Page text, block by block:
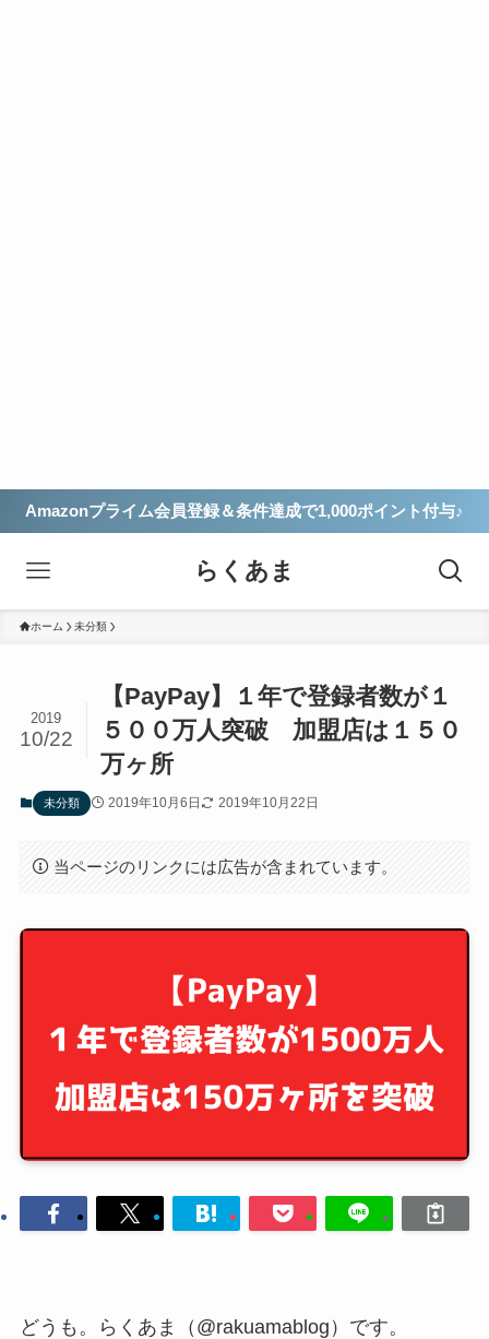
Amazonプライム会員登録＆条件達成で1,000ポイント付与♪
らくあま
ホーム 未分類
【PayPay】１年で登録者数が１
５００万人突破 加盟店は１５０
万ヶ所
2019
10/22
未分類 2019年10月6日 2019年10月22日
当ページのリンクには広告が含まれています。
どうも。らくあま（@rakuamablog）です。